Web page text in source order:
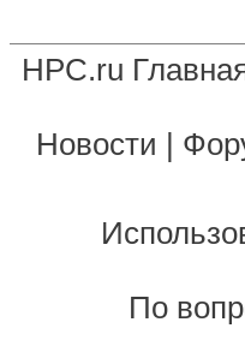
HPC.ru
Новости |
По